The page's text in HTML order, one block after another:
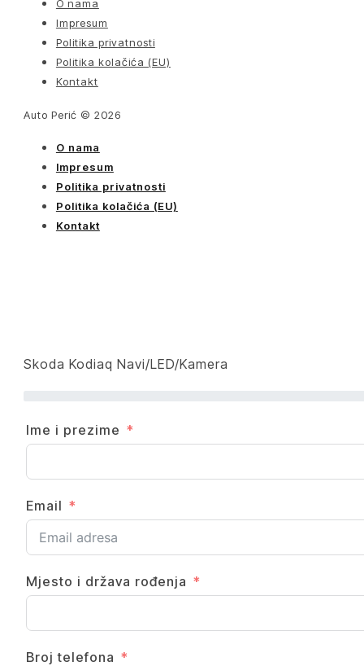
O nama
Impresum
Politika privatnosti
Politika kolačića (EU)
Kontakt
Auto Perić © 2026
O nama
Impresum
Politika privatnosti
Politika kolačića (EU)
Kontakt
Skoda Kodiaq Navi/LED/Kamera
Ime i prezime
Email
Mjesto i država rođenja
Broj telefona